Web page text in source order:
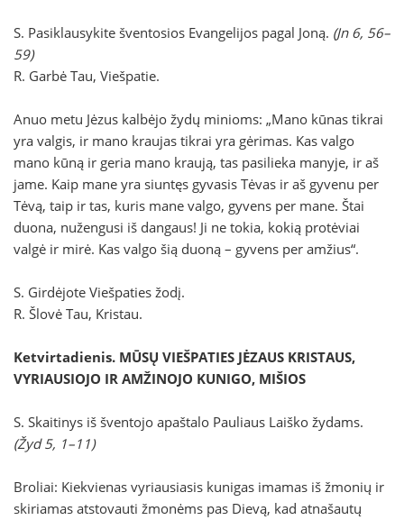
S. Pasiklausykite šventosios Evangelijos pagal Joną. (Jn 6, 56–
59)
R. Garbė Tau, Viešpatie.
Anuo metu Jėzus kalbėjo žydų minioms: „Mano kūnas tikrai
yra valgis, ir mano kraujas tikrai yra gėrimas. Kas valgo
mano kūną ir geria mano kraują, tas pasilieka manyje, ir aš
jame. Kaip mane yra siuntęs gyvasis Tėvas ir aš gyvenu per
Tėvą, taip ir tas, kuris mane valgo, gyvens per mane. Štai
duona, nužengusi iš dangaus! Ji ne tokia, kokią protėviai
valgė ir mirė. Kas valgo šią duoną – gyvens per amžius“.
S. Girdėjote Viešpaties žodį.
R. Šlovė Tau, Kristau.
Ketvirtadienis. MŪSŲ VIEŠPATIES JĖZAUS KRISTAUS,
VYRIAUSIOJO IR AMŽINOJO KUNIGO, MIŠIOS
S. Skaitinys iš šventojo apaštalo Pauliaus Laiško žydams.
(Žyd 5, 1–11)
Broliai: Kiekvienas vyriausiasis kunigas imamas iš žmonių ir
skiriamas atstovauti žmonėms pas Dievą, kad atnašautų